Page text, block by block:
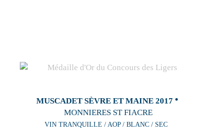
MUSCADET SÈVRE ET MAINE 2017
MONNIERES ST FIACRE
VIN TRANQUILLE / AOP / BLANC / SEC